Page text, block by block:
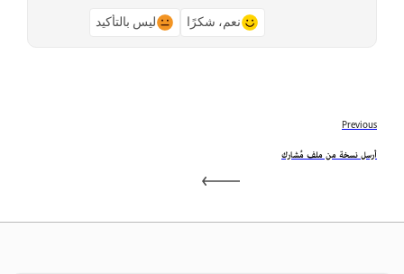
نعم، شكرًا ليس بالتأكيد
Previous
أرسل نسخة من ملف مُشارك